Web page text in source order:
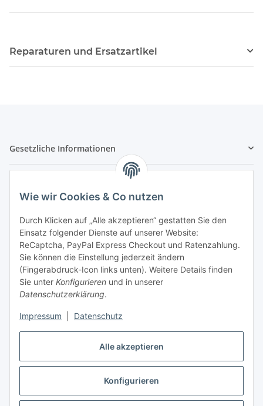
Alle akzeptieren
Konfigurieren
Wie wir Cookies & Co nutzen
Durch Klicken auf „Alle akzeptieren“ gestatten Sie den
Einsatz folgender Dienste auf unserer Website:
ReCaptcha, PayPal Express Checkout und Ratenzahlung.
Sie können die Einstellung jederzeit ändern
(Fingerabdruck-Icon links unten). Weitere Details finden
Sie unter Konfigurieren und in unserer
Datenschutzerklärung.
Impressum Datenschutz
Reparaturen und Ersatzartikel
Gesetzliche Informationen
Zahlung & Versand
Vertrag widerrufen
* Alle Preise inkl. gesetzlicher USt., inkl.Versand